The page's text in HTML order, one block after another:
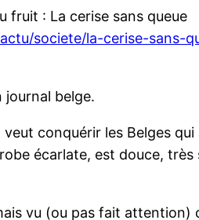
fruit : La cerise sans queue
societe/la-cerise-sans-
journal belge.
veut conquérir les Belges
robe écarlate, est douce,
vu (ou pas fait attention)